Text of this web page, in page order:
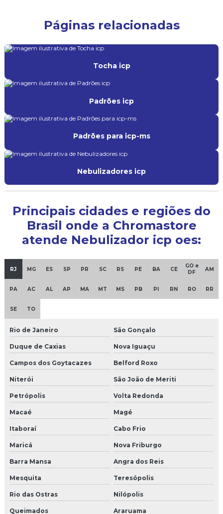
Páginas relacionadas
Tocha icp
Padrões icp
Padrões para icp-ms
Nebulizadores icp
Principais cidades e regiões do
Brasil onde a Chromastore
atende Nebulizador icp oes:
RJ MG ES SP PR SC RS PE BA CE
GO e
DF
AM
PA AC AL AP MA MT MS PB PI RN RO RR
SE TO
Rio de Janeiro São Gonçalo
Duque de Caxias Nova Iguaçu
Campos dos Goytacazes Belford Roxo
Niterói São João de Meriti
Petrópolis Volta Redonda
Macaé Magé
Itaboraí Cabo Frio
Maricá Nova Friburgo
Barra Mansa Angra dos Reis
Mesquita Teresópolis
Rio das Ostras Nilópolis
Queimados Araruama